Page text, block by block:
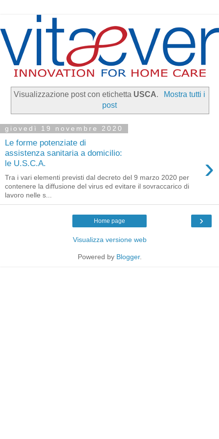
Visualizzazione post con etichetta USCA.
Mostra tutti i
post
giovedì 19 novembre 2020
Le forme potenziate di
assistenza sanitaria a domicilio:
le U.S.C.A.
›
Tra i vari elementi previsti dal decreto del 9 marzo 2020 per
contenere la diffusione del virus ed evitare il sovraccarico di
lavoro nelle s...
›
Home page
Visualizza versione web
Powered by Blogger.